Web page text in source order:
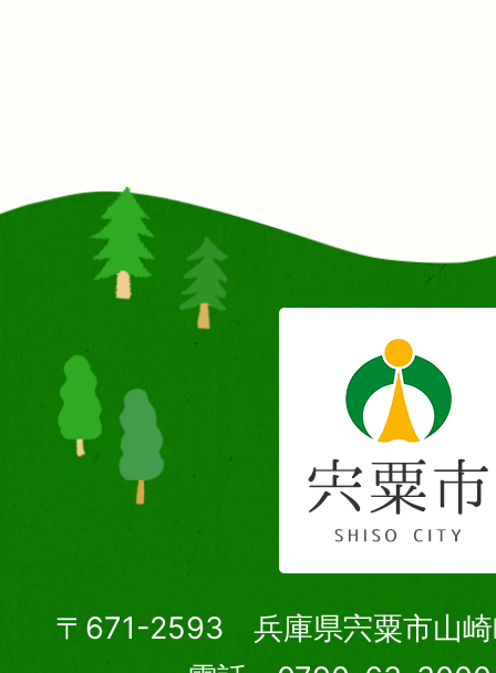
〒671-2593 兵庫県宍粟市山崎